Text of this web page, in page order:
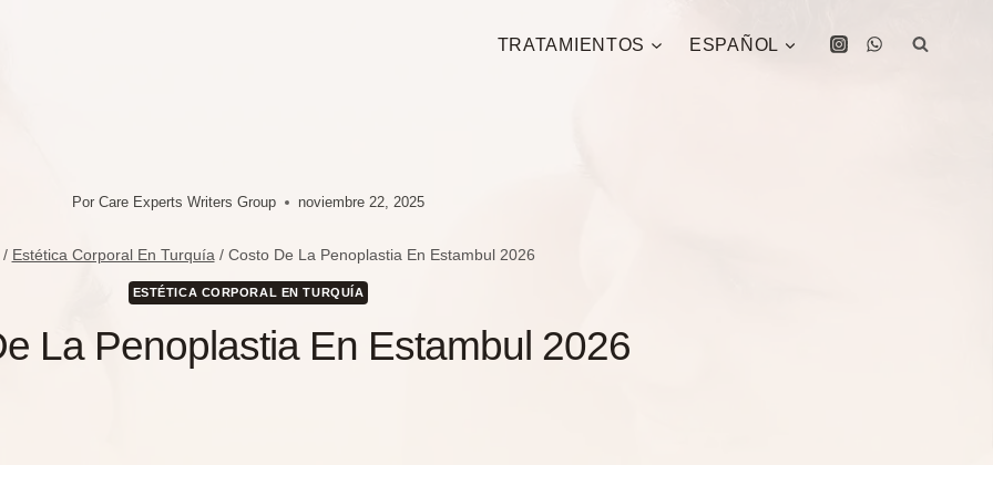
TRATAMIENTOS ESPAÑOL
Por Care Experts Writers Group noviembre 22, 2025
/ Estética Corporal En Turquía / Costo De La Penoplastia En Estambul 2026
ESTÉTICA CORPORAL EN TURQUÍA
La Penoplastia En Estambul 2026